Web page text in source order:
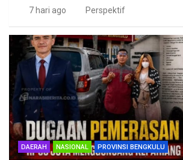
7 hari ago Perspektif
DAERAH NASIONAL PROVINSI BENGKULU